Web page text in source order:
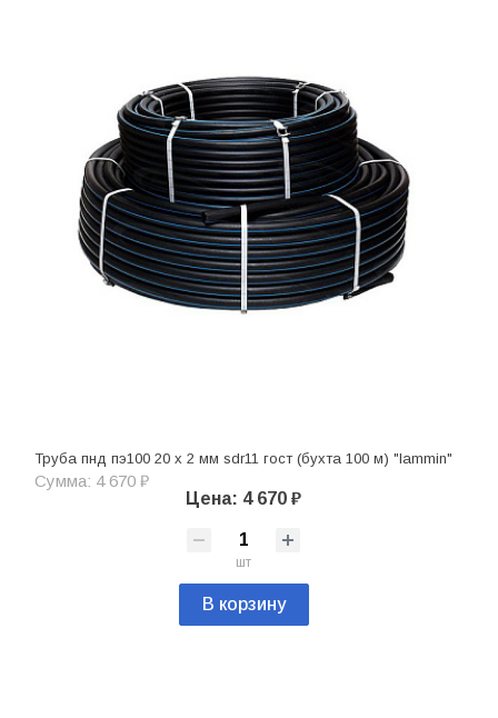
Труба пнд пэ100 20 х 2 мм sdr11 гост (бухта 100 м) "lammin"
Сумма: 4 670 ₽
Цена: 4 670 ₽
шт
В корзину